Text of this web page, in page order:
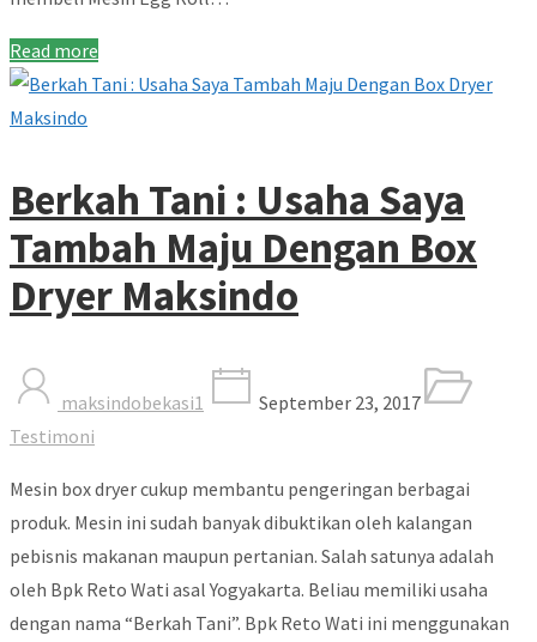
Read more
Berkah Tani : Usaha Saya
Tambah Maju Dengan Box
Dryer Maksindo
maksindobekasi1
September 23, 2017
Testimoni
Mesin box dryer cukup membantu pengeringan berbagai
produk. Mesin ini sudah banyak dibuktikan oleh kalangan
pebisnis makanan maupun pertanian. Salah satunya adalah
oleh Bpk Reto Wati asal Yogyakarta. Beliau memiliki usaha
dengan nama “Berkah Tani”. Bpk Reto Wati ini menggunakan